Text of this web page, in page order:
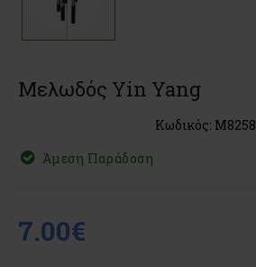
Μελωδός Yin Yang
Κωδικός: M8258
Άμεση Παράδοση
7.00€